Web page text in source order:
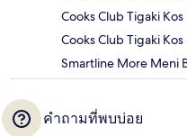
Cooks Club Tigaki
Cooks Club Tigaki
Smartline More Meni
คำถามที่พบบ่อย